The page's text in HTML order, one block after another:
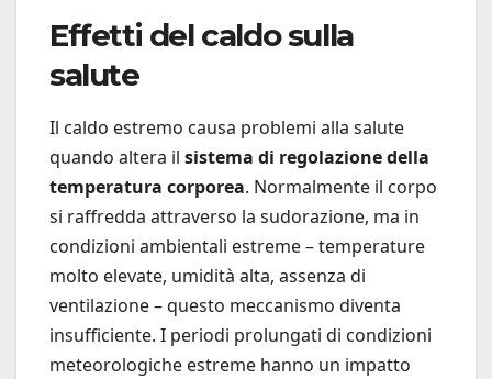
Effetti del caldo sulla
salute
Il caldo estremo causa problemi alla salute
quando altera il sistema di regolazione della
temperatura corporea. Normalmente il corpo
si raffredda attraverso la sudorazione, ma in
condizioni ambientali estreme – temperature
molto elevate, umidità alta, assenza di
ventilazione – questo meccanismo diventa
insufficiente. I periodi prolungati di condizioni
meteorologiche estreme hanno un impatto